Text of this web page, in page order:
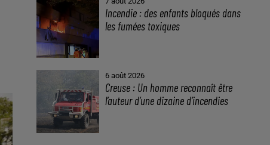
Incendie : des enfants bloqués dans
les fumées toxiques
6 août 2026
Creuse : Un homme reconnaît être
l’auteur d’une dizaine d’incendies